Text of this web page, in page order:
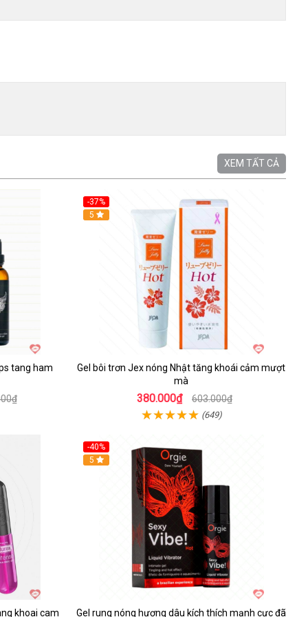
XEM TẤT CẢ
tang ham
-37%
5
Gel bôi trơn Jex nóng Nhật tăng khoái cảm mượt
mà
380.000₫ 603.000₫
(649)
khoai cam
-40%
Hot
5
Gel rung nóng hương dâu kích thích mạnh cực đã